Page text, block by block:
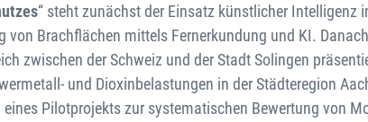
“ steht zunächst der Einsatz künstlicher Intelligenz
Brachflächen mittels Fernerkundung und KI.
zwischen der Schweiz und der Stadt Solingen
und Dioxinbelastungen in der Städteregion
Pilotprojekts zur systematischen Bewertung von